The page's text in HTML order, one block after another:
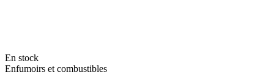
En stock
Enfumoirs et combustibles